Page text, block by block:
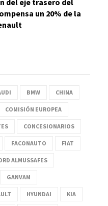
un 20% de la
BMW CHINA
COMISIÓN EUROPEA
CONCESIONARIOS
FACONAUTO FIAT
ALMUSSAFES
GANVAM
HYUNDAI KIA